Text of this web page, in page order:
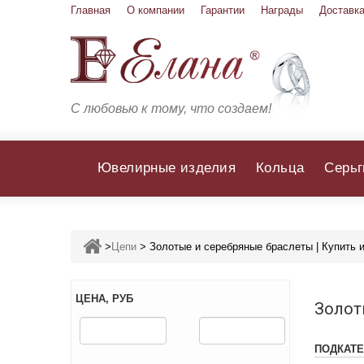
Главная О компании Гарантии Награды
С любовью к тому, что создаем!
Ювелирные изделия Кольца
> Цепи > Золотые и серебряные браслеты |
ЦЕНА, РУБ